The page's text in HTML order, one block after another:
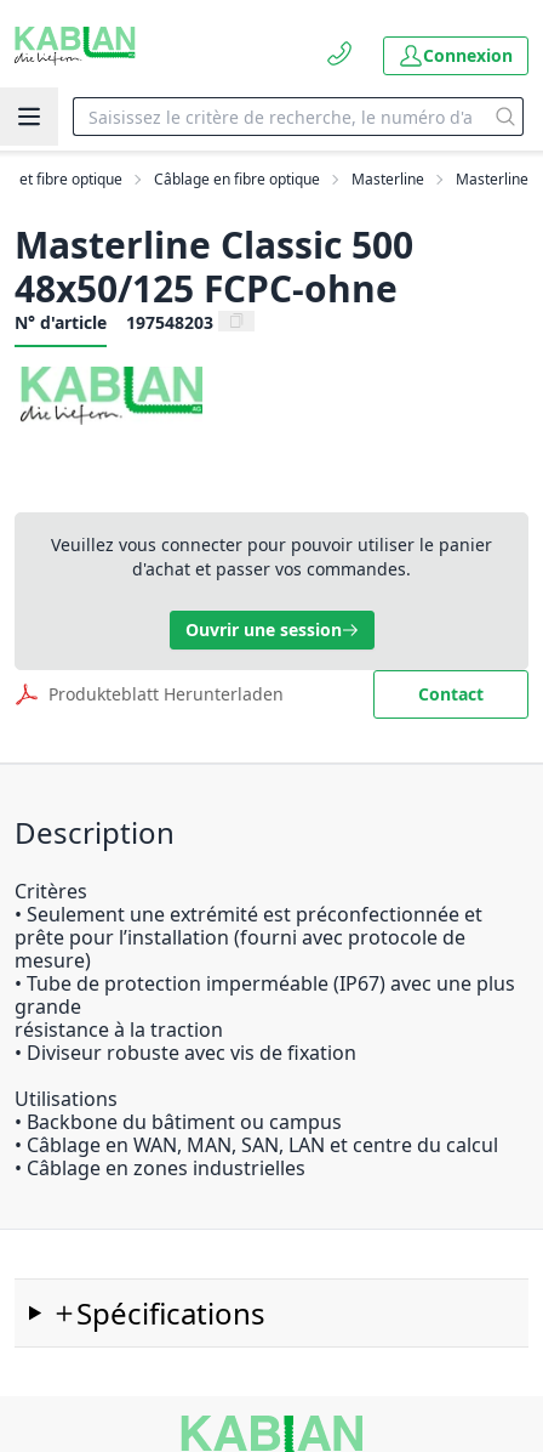
Connexion
et fibre optique Câblage en fibre optique Masterline Masterline
Masterline Classic 500
48x50/125 FCPC-ohne
N° d'article 197548203
Veuillez vous connecter pour pouvoir utiliser le panier
d'achat et passer vos commandes.
Ouvrir une session
Produkteblatt Herunterladen Contact
Description
Critères
• Seulement une extrémité est préconfectionnée et
prête pour l’installation (fourni avec protocole de
mesure)
• Tube de protection imperméable (IP67) avec une plus
grande
résistance à la traction
• Diviseur robuste avec vis de fixation
Utilisations
• Backbone du bâtiment ou campus
• Câblage en WAN, MAN, SAN, LAN et centre du calcul
• Câblage en zones industrielles
Spécifications